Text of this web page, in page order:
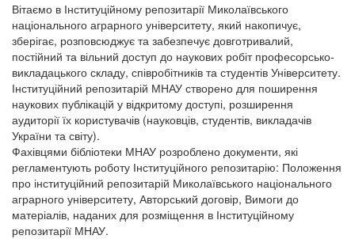
Вітаємо в Інституційному репозитарії Миколаївського
національного аграрного університету, який накопичує,
зберігає, розповсюджує та забезпечує довготривалий,
постійний та вільний доступ до наукових робіт професорсько-
викладацького складу, співробітників та студентів Університету.
Інституційний репозитарій МНАУ створено для поширення
наукових публікацій у відкритому доступі, розширення
аудиторії їх користувачів (науковців, студентів, викладачів
України та світу).
Фахівцями бібліотеки МНАУ розроблено документи, які
регламентують роботу Інституційного репозитарію: Положення
про інституційний репозитарій Миколаївського національного
аграрного університету, Авторський договір, Вимоги до
матеріалів, наданих для розміщення в Інституційному
репозитарії МНАУ.